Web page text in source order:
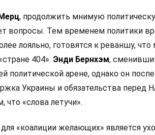
, продолжить мнимую
вопросы. Тем временем политики
лояльно, готовятся к реваншу,
404». Энди Бернхэм,
политической арене, однако он
Украины и обязательства перед
«слова летучи».
«коалиции желающих» является